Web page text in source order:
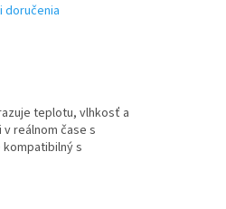
doručenia
teplotu, vlhkosť a
reálnom čase s
kompatibilný s